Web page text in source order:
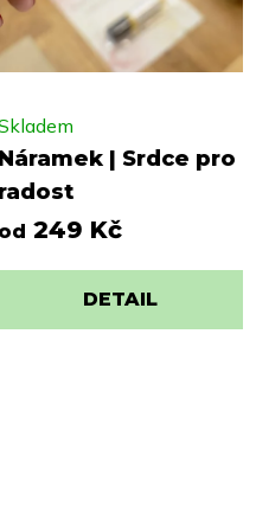
Náramek | Srdce pro
radost
od 249 Kč
DETAIL